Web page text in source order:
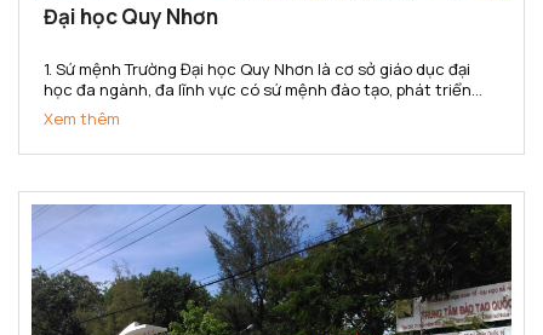
Đại học Quy Nhơn
1. Sứ mệnh Trường Đại học Quy Nhơn là cơ sở giáo dục đại
học đa ngành, đa lĩnh vực có sứ mệnh đào tạo, phát triển
nguồn nhân lực chất lượng cao; bồi dưỡng nhân tài; nghiên
cứu khoa học, truyền bá tri thức và chuyển giao công...
Xem thêm